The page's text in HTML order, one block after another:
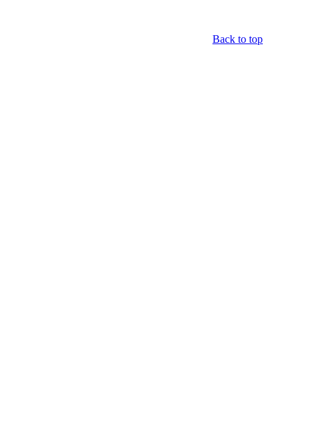
Back to top